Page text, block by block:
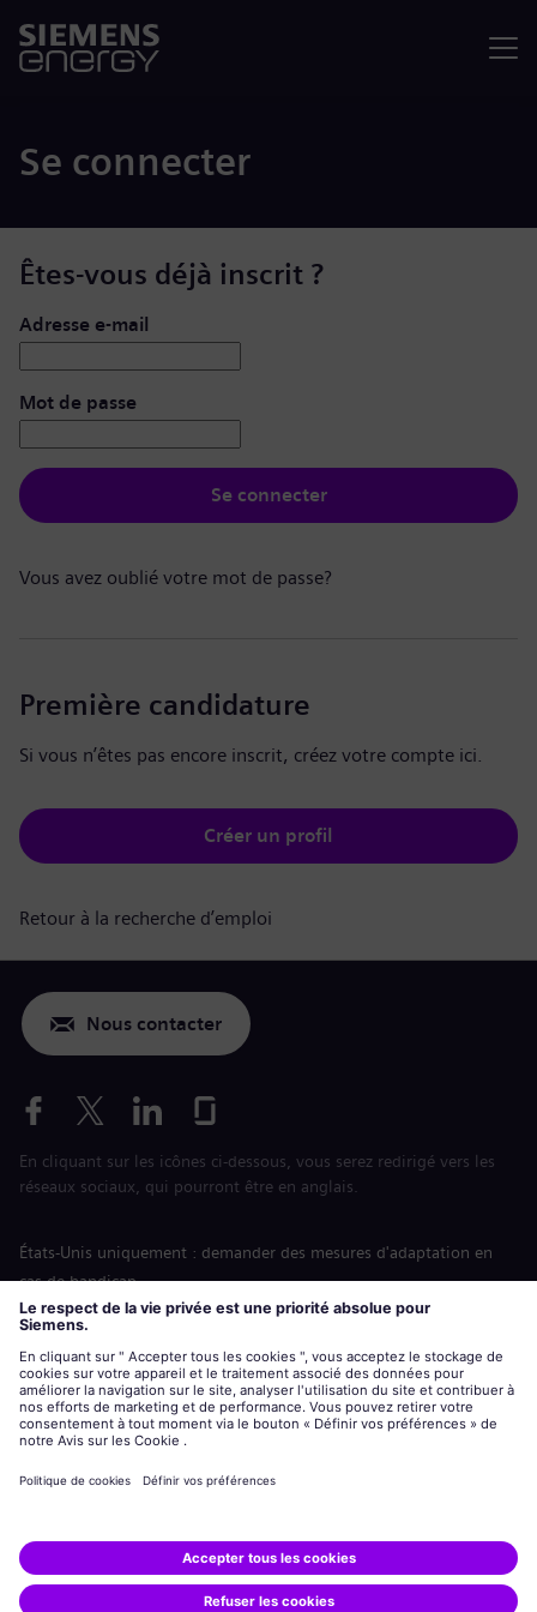
Se connecter
Êtes-vous déjà inscrit ?
Se connecter : nom d’utilisateur et mot de passe
Adresse e-mail
Mot de passe
Se connecter
Vous avez oublié votre mot de passe?
Première candidature
Si vous n’êtes pas encore inscrit, créez votre compte ici.
Créer un profil
Retour à la recherche d’emploi
Nous contacter
En cliquant sur les icônes ci-dessous, vous serez redirigé vers les
réseaux sociaux, qui pourront être en anglais.
États-Unis uniquement : demander des mesures d'adaptation en
cas de handicap
Labor Condition Application (Formulaire sur les conditions
siemens-energy.comSite Internet international
Informations sur l’entreprise
Avis de confidentialité
Siemens Energy est une marque déposée de Siemens AG.